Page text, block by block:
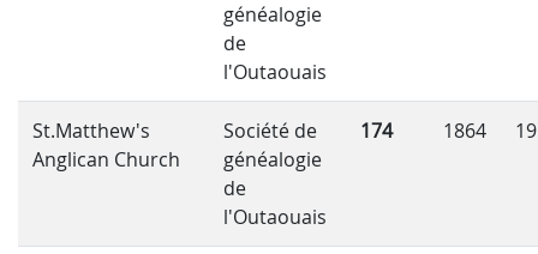
généalogie
de
l'Outaouais
St.Matthew's
Anglican Church
Société de
généalogie
de
l'Outaouais
174 1864